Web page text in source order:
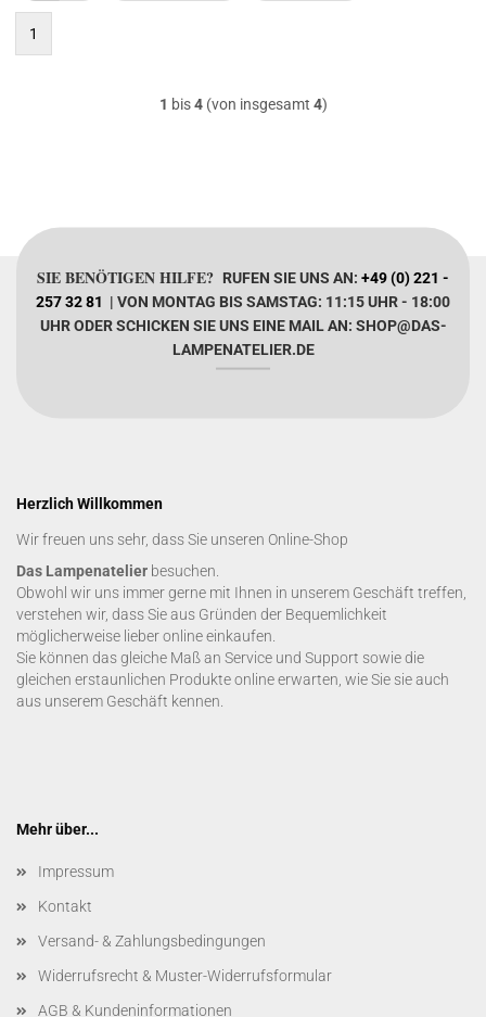
1
1 bis4(von insgesamt 4)
SIE BENÖTIGEN HILFE? RUFEN SIE UNS AN: +49 (0) 221 -
257 32 81 | VON MONTAG BIS SAMSTAG: 11:15 UHR - 18:00
UHR ODER SCHICKEN SIE UNS EINE MAIL AN: SHOP@DAS-
LAMPENATELIER.DE
Herzlich Willkommen
Wir freuen uns sehr, dass Sie unseren Online-Shop
Das Lampenatelier besuchen.
Obwohl wir uns immer gerne mit Ihnen in unserem Geschäft treffen,
verstehen wir, dass Sie aus Gründen der Bequemlichkeit
möglicherweise lieber online einkaufen.
Sie können das gleiche Maß an Service und Support sowie die
gleichen erstaunlichen Produkte online erwarten, wie Sie sie auch
aus unserem Geschäft kennen.
Mehr über...
Impressum
Kontakt
Versand- & Zahlungsbedingungen
Widerrufsrecht & Muster-Widerrufsformular
AGB & Kundeninformationen